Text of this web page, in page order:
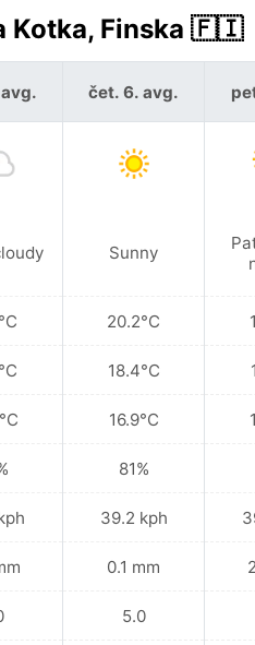
Kotka, Finska 🇫🇮
čet. 6. avg.
Sunny
20.2°C
18.4°C
16.9°C
81%
39.2 kph
0.1 mm
5.0